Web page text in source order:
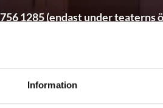
Information
1285 (endast under teaterns
hittegods, repertoaren
inte tar emot
du i sidans sidfot när den